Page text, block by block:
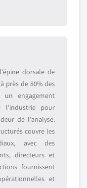
dorsale de
près de 80% des
un engagement
l'industrie pour
de l'analyse.
couvre les
avec des
directeurs et
fournissent
et